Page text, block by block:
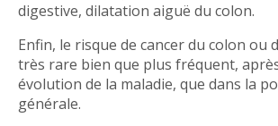
digestive, dilatation aiguë du colon.
Enfin, le risque de cancer du colon ou
très rare bien que plus fréquent,
évolution de la maladie, que dans la
générale.